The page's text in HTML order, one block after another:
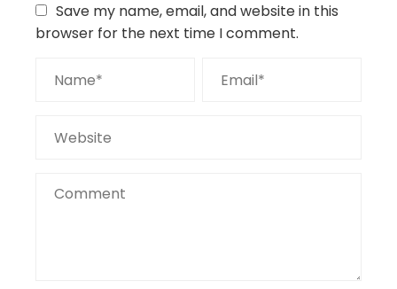
Save my name, email, and website in this
browser for the next time I comment.